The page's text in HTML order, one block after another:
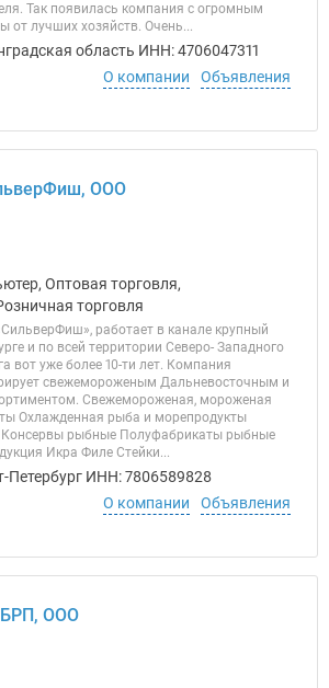
Так появилась компания с огромным
от лучших хозяйств. Очень...
область ИНН: 4706047311
О компании
Объявления
ООО
Оптовая торговля,
торговля
работает в канале крупный
и по всей территории Северо- Западного
вот уже более 10-ти лет. Компания
свежемороженым Дальневосточным и
Свежемороженая, мороженая
Охлажденная рыба и морепродукты
Консервы рыбные Полуфабрикаты рыбные
Икра Филе Стейки...
Петербург ИНН: 7806589828
О компании
Объявления
ООО